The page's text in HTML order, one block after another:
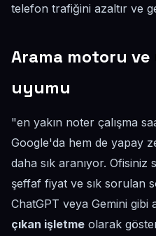
telefon trafiğini azaltır ve
Arama motoru
uyumu
"en yakın noter çalışma
Google'da hem de yapay
daha sık aranıyor. Ofisiniz
şeffaf fiyat ve sık sorulan
ChatGPT veya Gemini gibi
çıkan işletme olarak